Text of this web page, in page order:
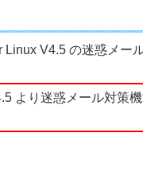
Linux V4.5 の迷惑メ
より迷惑メール対策